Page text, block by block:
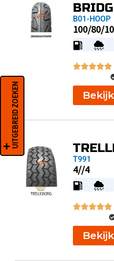
B01-HOOP
100/80/
T991
4//4
UITGEBREID ZOEKEN